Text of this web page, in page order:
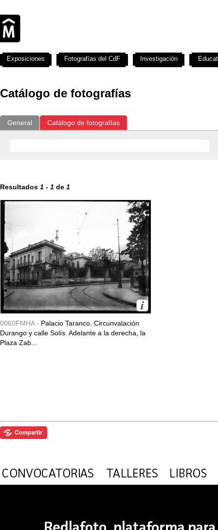
Catálogo de fotografías
General Catálogo de fotografías
Resultados 1 - 1 de 1
0060FMHA - Palacio Taranco. Circunvalación
Durango y calle Solís. Adelante a la derecha, la
Plaza Zab...
Exposiciones Fotografías del CdF Investigación